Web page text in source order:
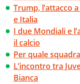
Trump, l’attacco
e Italia
I due Mondiali e
il calcio
Per quale
L’incontro tra
Bianca